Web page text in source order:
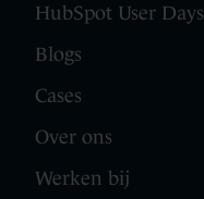
HubSpot User Days
Blogs
Cases
Over ons
Werken bij